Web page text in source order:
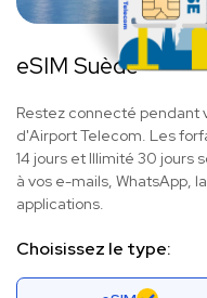
eSIM Suède
Restez connecté pendant
d'Airport Telecom. Les
14 jours et Illimité 30 jours
à vos e-mails, WhatsApp,
applications.
Choisissez le type: